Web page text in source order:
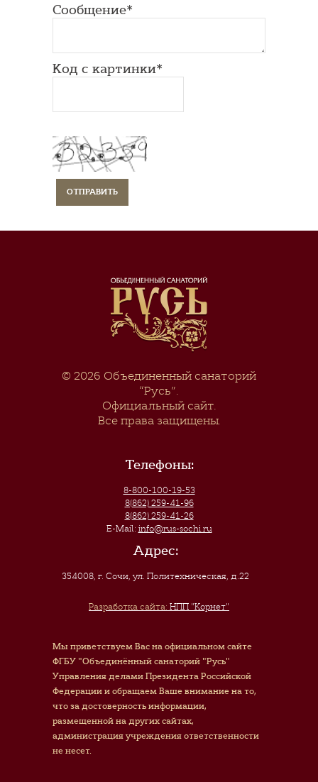
Сообщение*
Код с картинки*
© 2026 Объединенный санаторий
“Русь”.
Официальный сайт.
Все права защищены.
Телефоны:
8-800-100-19-53
8(862) 259-41-96
8(862) 259-41-26
E-Mail: info@rus-sochi.ru
Адрес:
354008, г. Сочи,ул. Политехническая, д.22
Разработка сайта: НПП "Корнет"
Мы приветствуем Вас на официальном сайте
ФГБУ "Объединённый санаторий "Русь"
Управления делами Президента Российской
Федерации и обращаем Ваше внимание на то,
что за достоверность информации,
размещенной на других сайтах,
администрация учреждения ответственности
не несет.